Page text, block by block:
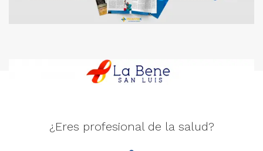
¿Eres profesional de la salud?